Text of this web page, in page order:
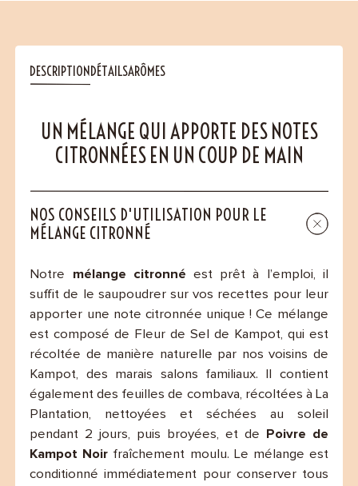
DESCRIPTIONDÉTAILSARÔMES
UN MÉLANGE QUI APPORTE DES NOTES
CITRONNÉES EN UN COUP DE MAIN
NOS CONSEILS D'UTILISATION POUR LE
MÉLANGE CITRONNÉ
Notre mélange citronné est prêt à l’emploi, il
suffit de le saupoudrer sur vos recettes pour leur
apporter une note citronnée unique ! Ce mélange
est composé de Fleur de Sel de Kampot, qui est
récoltée de manière naturelle par nos voisins de
Kampot, des marais salons familiaux. Il contient
également des feuilles de combava, récoltées à La
Plantation, nettoyées et séchées au soleil
pendant 2 jours, puis broyées, et de
Poivre de
Kampot Noir fraîchement moulu. Le mélange est
conditionné immédiatement pour conserver tous